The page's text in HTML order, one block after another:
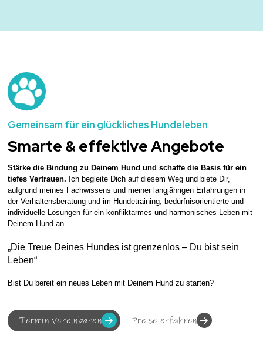
Gemeinsam für ein glückliches Hundeleben
Smarte & effektive Angebote
Stärke die Bindung zu Deinem Hund und schaffe die Basis für ein
tiefes Vertrauen. Ich begleite Dich auf diesem Weg und biete Dir,
aufgrund meines Fachwissens und meiner langjährigen Erfahrungen in
der Verhaltensberatung und im Hundetraining, bedürfnisorientierte und
individuelle Lösungen für ein konfliktarmes und harmonisches Leben mit
Deinem Hund an.
„Die Treue Deines Hundes ist grenzenlos – Du bist sein
Leben“
Bist Du bereit ein neues Leben mit Deinem Hund zu starten?
Termin vereinbaren Preise erfahren